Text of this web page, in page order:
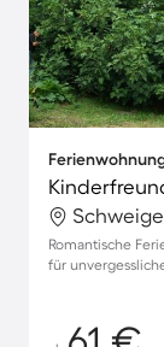
Romantische
für